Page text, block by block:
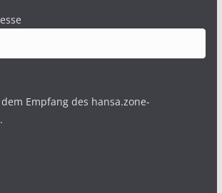
Empfang des hansa.zone-